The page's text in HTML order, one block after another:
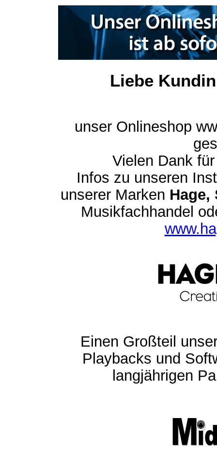
Liebe
unser Onlineshop
Vielen Dank
Infos zu unseren
unserer Marken Hage,
Musikfachhandel
Einen Großteil
Playbacks und
langjährigen